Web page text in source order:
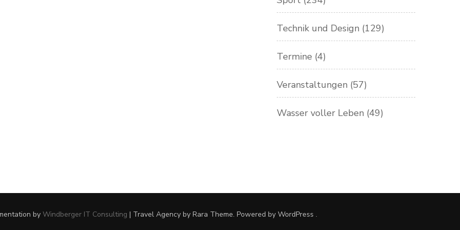
Technik und Design (129)
Termine (4)
Veranstaltungen (57)
Wasser voller Leben (49)
by Windberger IT Consulting | Travel Agencyby Rara Theme. Powered by WordPress .